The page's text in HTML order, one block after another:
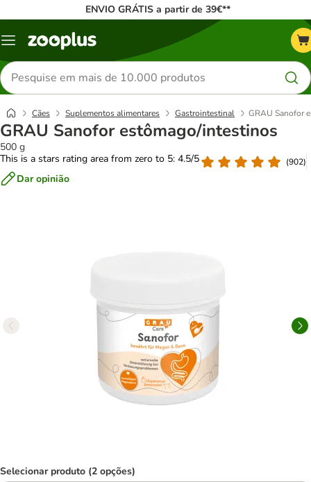
ENVIO GRÁTIS a partir de 39€**
Menu
Pesquisar
produtos
Cães Suplementos alimentares Gastrointestinal GRAU Sanofor
GRAU Sanofor estômago/intestinos
500 g
This is a stars rating area from zero to 5: 4.5/5
(902)
Dar opinião
Selecionar produto (2 opções)